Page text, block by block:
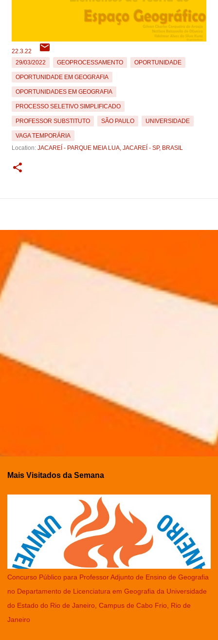
22.3.22
29/03/2022
GEOPROCESSAMENTO OPORTUNIDADE
OPORTUNIDADE EM GEOGRAFIA
OPORTUNIDADES EM GEOGRAFIA
PROCESSO SELETIVO SIMPLIFICADO
PROFESSOR SUBSTITUTO SÃO PAULO UNIVERSIDADE
VAGA TEMPORÁRIA
Location: JACAREÍ - PARQUE MEIA LUA, JACAREÍ - SP, BRASIL
Mais Visitados da Semana
Concurso Público para Professor Adjunto de Ensino de Geografia
no Departamento de Licenciatura em Geografia da Universidade
do Estado do Rio de Janeiro, Campus de Cabo Frio, Rio de
Janeiro